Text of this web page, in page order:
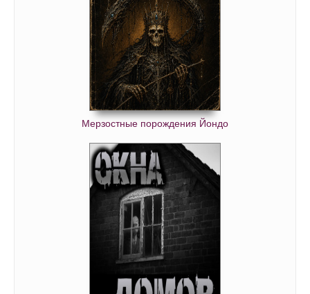
Мерзостные порождения Йондо